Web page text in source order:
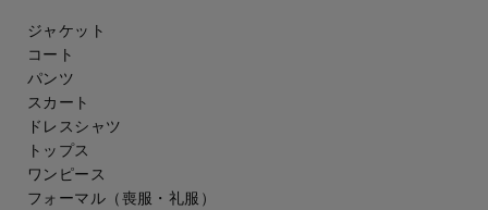
ジャケット
コート
パンツ
スカート
ドレスシャツ
トップス
ワンピース
フォーマル（喪服・礼服）